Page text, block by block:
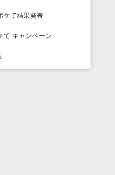
ケて結果発表
て キャンペーン